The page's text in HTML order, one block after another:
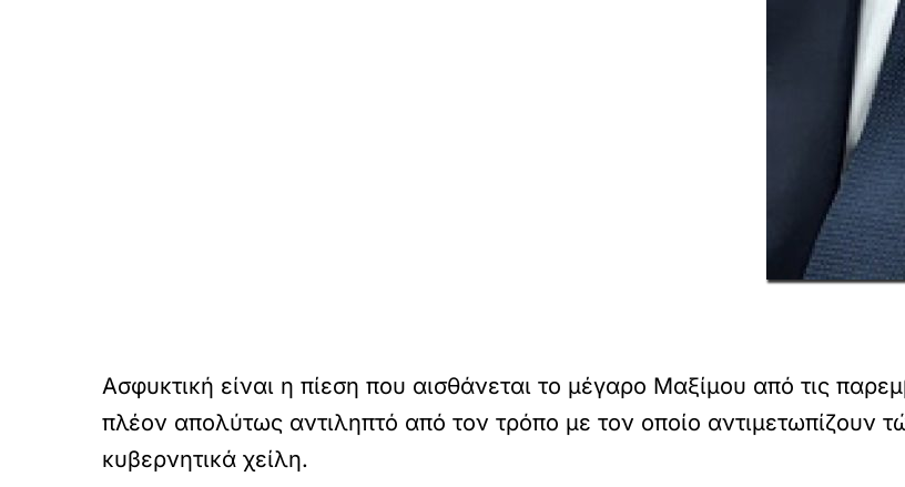
Ασφυκτική είναι η πίεση που αισθάνεται το μέγαρο Μαξίμου από τις
πλέον απολύτως αντιληπτό από τον τρόπο με τον οποίο
κυβερνητικά χείλη.